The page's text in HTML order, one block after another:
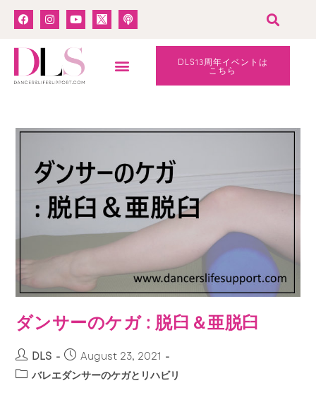
DLS13周年イベントは
こちら
ダンサーのケガ : 脱臼＆亜脱臼
DLS
August 23, 2021
バレエダンサーのケガとリハビリ